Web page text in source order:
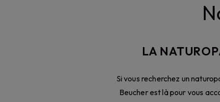
LA
Si vous recherchez un
Beucher est là pour vous